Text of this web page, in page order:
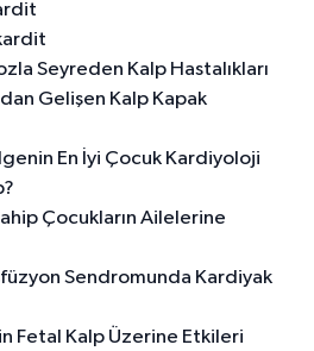
Seyreden Kalp Hastalıkları
Gelişen Kalp Kapak
En İyi Çocuk Kardiyoloji
Çocukların Ailelerine
Sendromunda Kardiyak
Fetal Kalp Üzerine Etkileri